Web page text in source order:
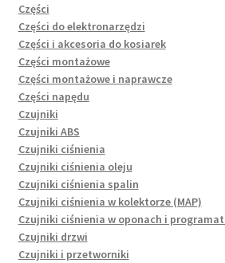
Części
Części do elektronarzędzi
Części i akcesoria do kosiarek
Części montażowe
Części montażowe i naprawcze
Części napędu
Czujniki
Czujniki ABS
Czujniki ciśnienia
Czujniki ciśnienia oleju
Czujniki ciśnienia spalin
Czujniki ciśnienia w kolektorze (MAP)
Czujniki ciśnienia w oponach i
Czujniki drzwi
Czujniki i przetworniki